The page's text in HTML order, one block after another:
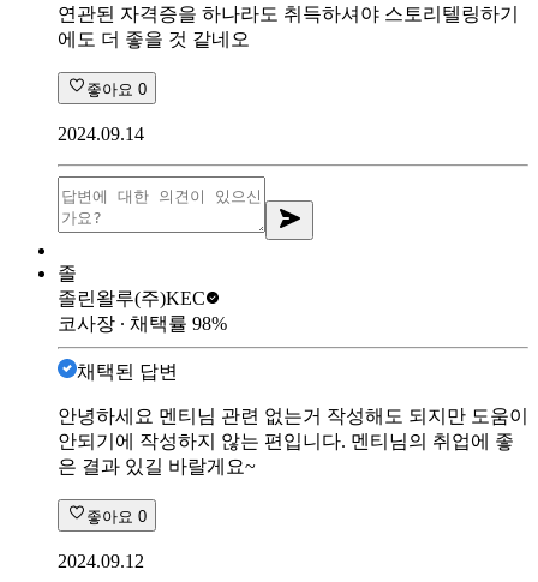
연관된 자격증을 하나라도 취득하셔야 스토리텔링하기
에도 더 좋을 것 같네오
좋아요 0
2024.09.14
졸
졸린왈루(주)KEC
코사장 ∙ 채택률 98%
채택된 답변
안녕하세요 멘티님 관련 없는거 작성해도 되지만 도움이
안되기에 작성하지 않는 편입니다. 멘티님의 취업에 좋
은 결과 있길 바랄게요~
좋아요 0
2024.09.12